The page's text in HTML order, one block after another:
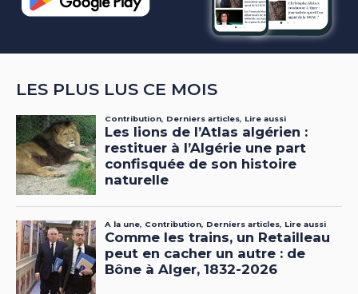
LES PLUS LUS CE MOIS